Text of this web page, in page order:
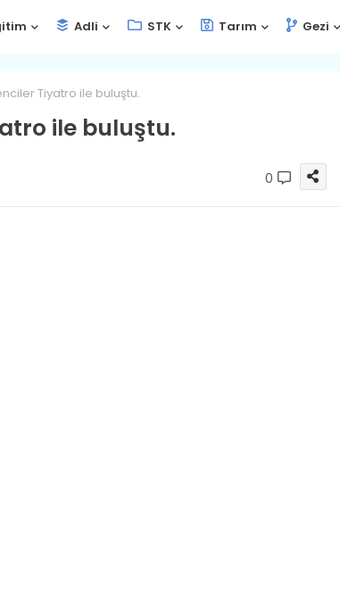
Adli STK Tarım Gezi
Tiyatro ile buluştu.
ile buluştu.
0